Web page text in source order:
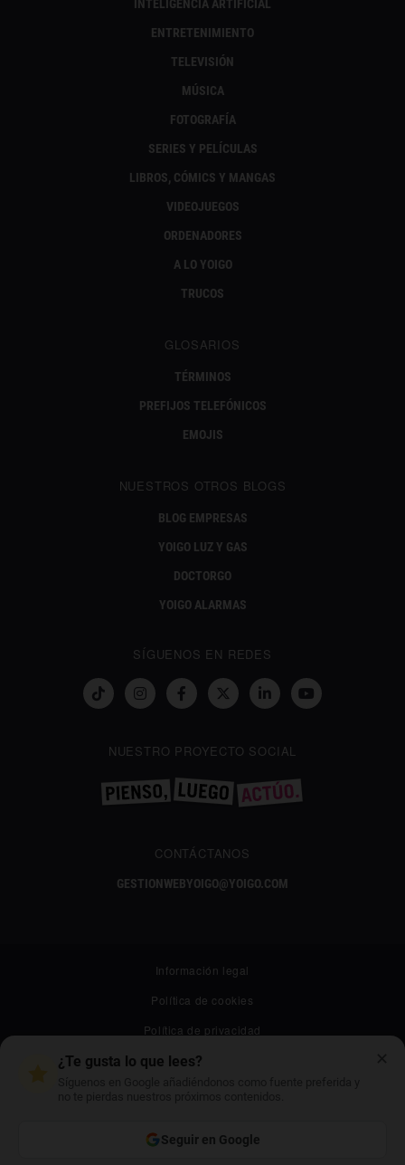
INTELIGENCIA ARTIFICIAL
ENTRETENIMIENTO
TELEVISIÓN
MÚSICA
FOTOGRAFÍA
SERIES Y PELÍCULAS
LIBROS, CÓMICS Y MANGAS
VIDEOJUEGOS
ORDENADORES
A LO YOIGO
TRUCOS
GLOSARIOS
TÉRMINOS
PREFIJOS TELEFÓNICOS
EMOJIS
NUESTROS OTROS BLOGS
BLOG EMPRESAS
YOIGO LUZ Y GAS
DOCTORGO
YOIGO ALARMAS
SÍGUENOS EN REDES
NUESTRO PROYECTO SOCIAL
CONTÁCTANOS
GESTIONWEBYOIGO@YOIGO.COM
Información legal
Política de cookies
Política de privacidad
Canal ético
Contacto
¿Te gusta lo que lees?
Seguir en Google